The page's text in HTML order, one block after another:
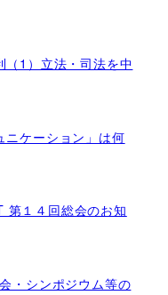
1）立法・司法を中
ニケーション」は何
第１４回総会のお知
・シンポジウム等の